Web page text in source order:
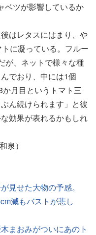
ベツが影響しているか
はレタスにはまり、や
に凝っている。フルー
が、ネットで様々な種
でおり、中には1個
月目というトマト三
ん続けられます」と彼
効果が表れるかもしれ
泉）
見せた大物の予感。
減もバストが悲し
まおみがついにあのト